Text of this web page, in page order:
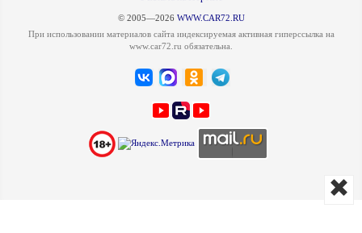
© 2005—2026 WWW.CAR72.RU
При использовании материалов сайта индексируемая активная гиперссылка на
www.car72.ru обязательна.